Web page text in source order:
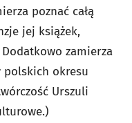
poznać całą
jej książek,
zamierza
polskich okresu
Urszuli